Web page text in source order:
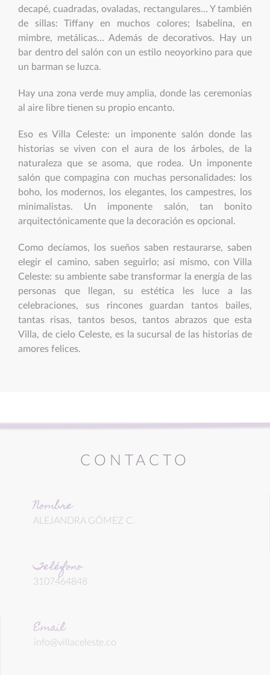
decapé, cuadradas, ovaladas, rectangulares… Y también
de sillas: Tiffany en muchos colores; Isabelina, en
mimbre, metálicas… Además de decorativos. Hay un
bar dentro del salón con un estilo neoyorkino para que
un barman se luzca.
Hay una zona verde muy amplia, donde las ceremonias
al aire libre tienen su propio encanto.
Eso es Villa Celeste: un imponente salón donde las
historias se viven con el aura de los árboles, de la
naturaleza que se asoma, que rodea. Un imponente
salón que compagina con muchas personalidades: los
boho, los modernos, los elegantes, los campestres, los
minimalistas. Un imponente salón, tan bonito
arquitectónicamente que la decoración es opcional.
Como decíamos, los sueños saben restaurarse, saben
elegir el camino, saben seguirlo; así mismo, con Villa
Celeste: su ambiente sabe transformar la energía de las
personas que llegan, su estética les luce a las
celebraciones, sus rincones guardan tantos bailes,
tantas risas, tantos besos, tantos abrazos que esta
Villa, de cielo Celeste, es la sucursal de las historias de
amores felices.
CONTACTO
Nombre
ALEJANDRA GÓMEZ C.
Teléfono
3107464848
Email
info@villaceleste.co